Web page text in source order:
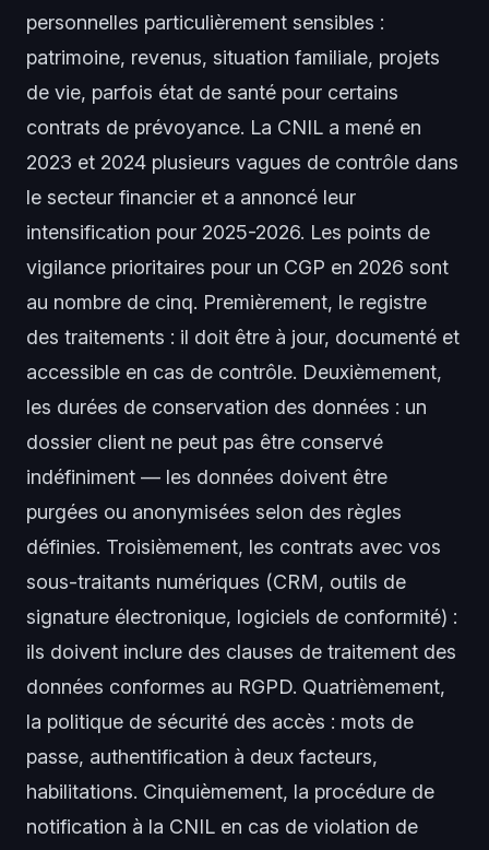
personnelles particulièrement sensibles :
patrimoine, revenus, situation familiale, projets
de vie, parfois état de santé pour certains
contrats de prévoyance. La CNIL a mené en
2023 et 2024 plusieurs vagues de contrôle dans
le secteur financier et a annoncé leur
intensification pour 2025-2026. Les points de
vigilance prioritaires pour un CGP en 2026 sont
au nombre de cinq. Premièrement, le registre
des traitements : il doit être à jour, documenté et
accessible en cas de contrôle. Deuxièmement,
les durées de conservation des données : un
dossier client ne peut pas être conservé
indéfiniment — les données doivent être
purgées ou anonymisées selon des règles
définies. Troisièmement, les contrats avec vos
sous-traitants numériques (CRM, outils de
signature électronique, logiciels de conformité) :
ils doivent inclure des clauses de traitement des
données conformes au RGPD. Quatrièmement,
la politique de sécurité des accès : mots de
passe, authentification à deux facteurs,
habilitations. Cinquièmement, la procédure de
notification à la CNIL en cas de violation de